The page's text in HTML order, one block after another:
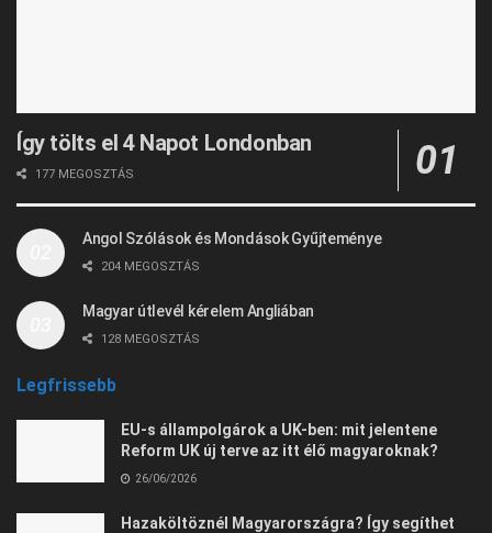
Így tölts el 4 Napot Londonban
177 MEGOSZTÁS
Angol Szólások és Mondások Gyűjteménye
204 MEGOSZTÁS
Magyar útlevél kérelem Angliában
128 MEGOSZTÁS
Legfrissebb
EU-s állampolgárok a UK-ben: mit jelentene
Reform UK új terve az itt élő magyaroknak?
26/06/2026
Hazaköltöznél Magyarországra? Így segíthet